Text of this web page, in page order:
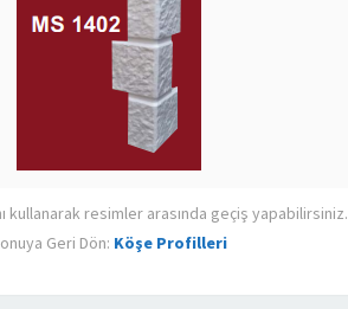
kullanarak resimler arasında geçiş yapabilirsiniz.
Geri Dön: Köşe Profilleri